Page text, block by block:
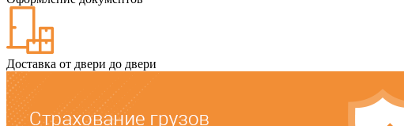
Доставка от двери до двери